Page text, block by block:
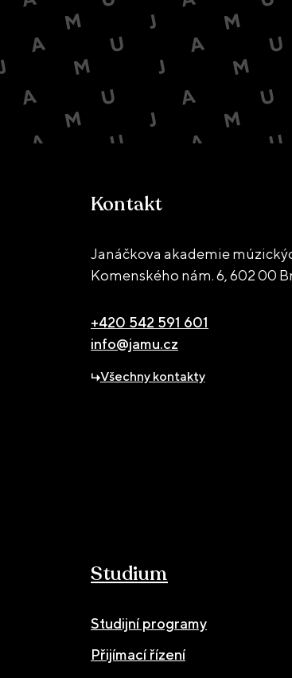
Kontakt
Janáčkova akademie
Komenského nám. 6,602 00
+420 542 591 601
info@jamu.cz
Všechny kontakty
Studium
Studijní programy
Přijímací řízení